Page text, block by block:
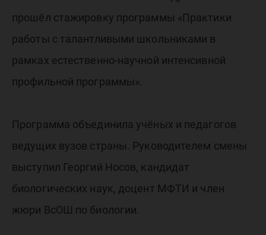
прошёл стажировку программы «Практики
работы с талантливыми школьниками в
рамках естественно-научной интенсивной
профильной программы».
Программа объединила учёных и педагогов
ведущих вузов страны. Руководителем смены
выступил Георгий Носов, кандидат
биологических наук, доцент МФТИ и член
жюри ВсОШ по биологии.